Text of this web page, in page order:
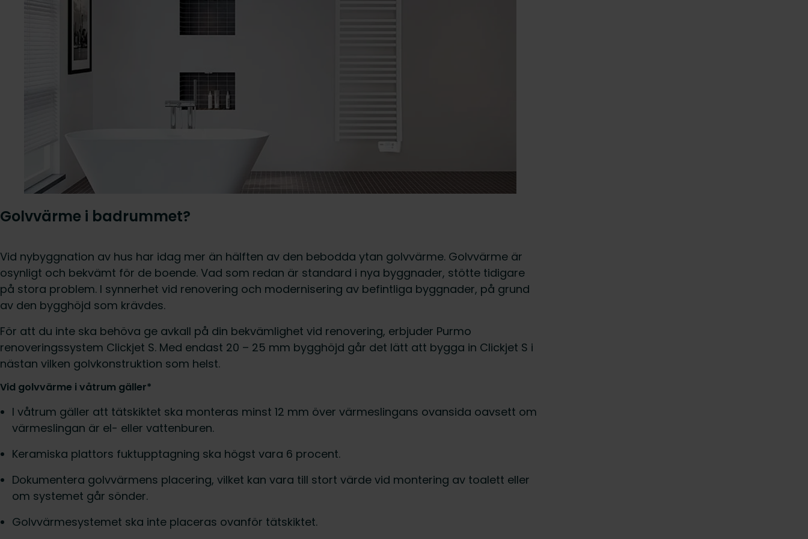
Golvvärme i badrummet?
Vid nybyggnation av hus har idag mer än hälften av den bebodda ytan golvvärme. Golvvärme är
osynligt och bekvämt för de boende. Vad som redan är standard i nya byggnader, stötte tidigare
på stora problem. I synnerhet vid renovering och modernisering av befintliga byggnader, på grund
av den bygghöjd som krävdes.
För att du inte ska behöva ge avkall på din bekvämlighet vid renovering, erbjuder Purmo
renoveringssystem Clickjet S. Med endast 20 – 25 mm bygghöjd går det lätt att bygga in Clickjet S i
nästan vilken golvkonstruktion som helst.
Vid golvvärme i våtrum gäller*
I våtrum gäller att tätskiktet ska monteras minst 12 mm över värmeslingans ovansida oavsett om
värmeslingan är el- eller vattenburen.
Keramiska plattors fuktupptagning ska högst vara 6 procent.
Dokumentera golvvärmens placering, vilket kan vara till stort värde vid montering av toalett eller
om systemet går sönder.
Golvvärmesystemet ska inte placeras ovanför tätskiktet.